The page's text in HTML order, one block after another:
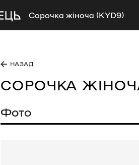
Сорочка жіноча (KYD9)
НАЗАД
СОРОЧКА
Фото